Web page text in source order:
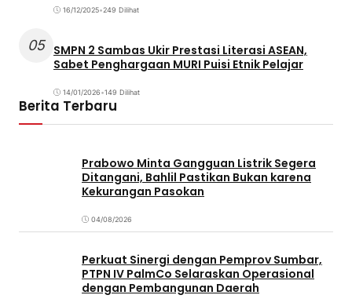
16/12/2025•249 Dilihat
05 SMPN 2 Sambas Ukir Prestasi Literasi ASEAN,
Sabet Penghargaan MURI Puisi Etnik Pelajar
14/01/2026•149 Dilihat
Berita Terbaru
Prabowo Minta Gangguan Listrik Segera
Ditangani, Bahlil Pastikan Bukan karena
Kekurangan Pasokan
04/08/2026
Perkuat Sinergi dengan Pemprov Sumbar,
PTPN IV PalmCo Selaraskan Operasional
dengan Pembangunan Daerah